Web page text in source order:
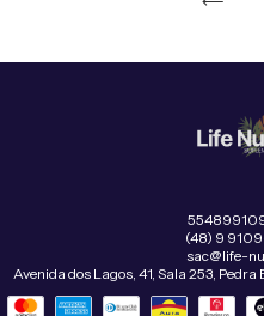
(48) 9
sac@life-
Avenida dos Lagos, 41, Sala 253,